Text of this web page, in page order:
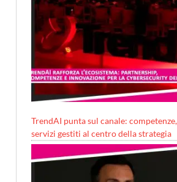
TrendAI punta sul canale:
servizi gestiti al centro della strategia